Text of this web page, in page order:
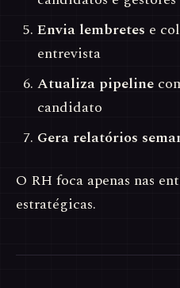
Envia lembretes e
entrevista
Atualiza pipeline
candidato
Gera relatórios
O RH foca apenas nas
estratégicas.